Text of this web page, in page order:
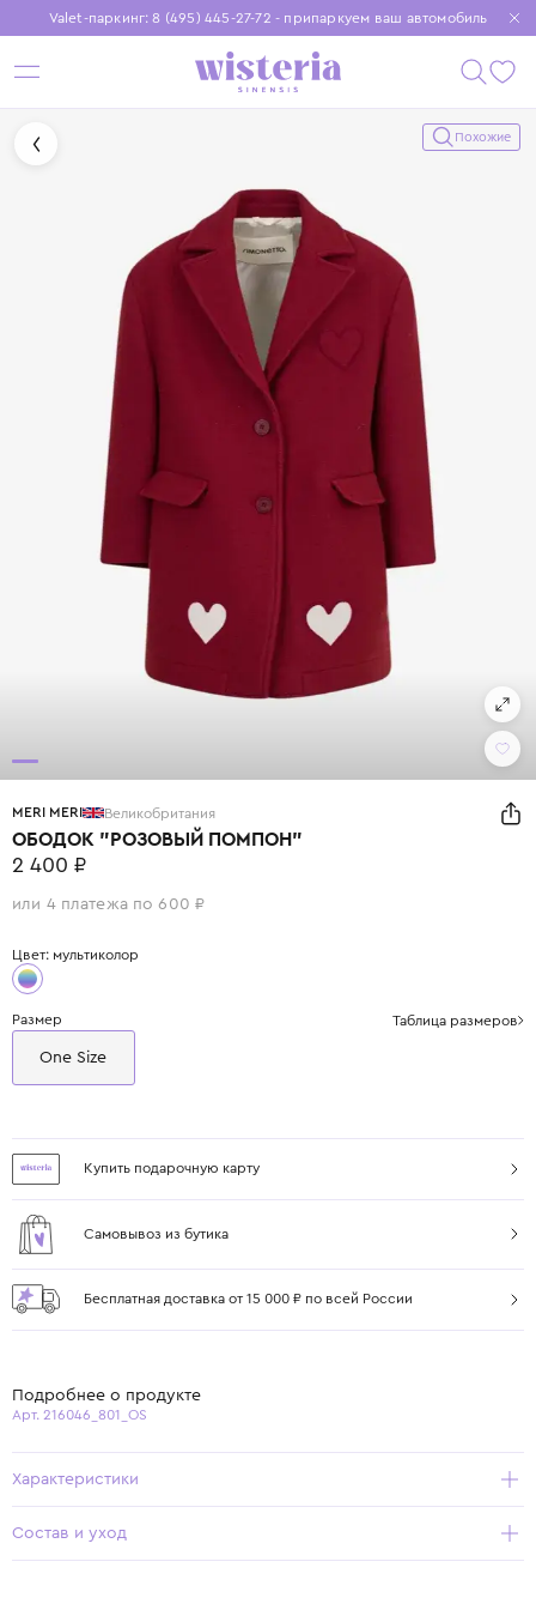
Valet-паркинг: 8 (495) 445-27-72 - припаркуем ваш автомобиль
Бесплатная доставка при заказе от 15 000 ₽
Установите приложение, чтобы покупки были еще удобнее
Похожие
MERI MERI Великобритания
ОБОДОК "РОЗОВЫЙ ПОМПОН"
2 400 ₽
или 4 платежа по 600 ₽
Цвет: мультиколор
Размер Таблица размеров
One Size
Купить подарочную карту
Самовывоз из бутика
Бесплатная доставка от 15 000 ₽ по всей России
Подробнее о продукте
Арт. 216046_801_OS
Характеристики
Состав и уход